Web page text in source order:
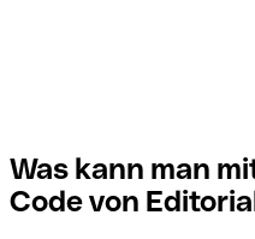
Was kann man
Code von